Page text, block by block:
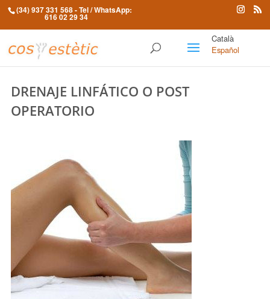
(34) 937 331 568- Tel / WhatsApp:
616 02 29 34
Català
Español
DRENAJE LINFÁTICO O POST
OPERATORIO